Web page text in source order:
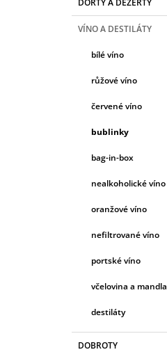
kategorie
T
DORTY A DEZERTY
VÍNO A DESTILÁTY
bílé víno
růžové víno
červené víno
bublinky
bag-in-box
nealkoholické víno
oranžové víno
nefiltrované víno
portské víno
včelovina a mandla
destiláty
DOBROTY
399 Kč